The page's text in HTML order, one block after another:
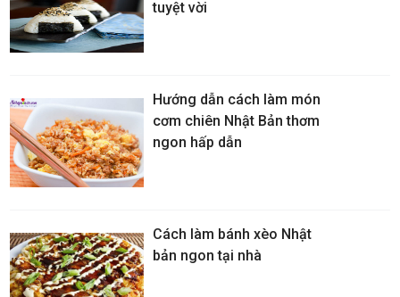
tuyệt vời
Hướng dẫn cách làm món
cơm chiên Nhật Bản thơm
ngon hấp dẫn
Cách làm bánh xèo Nhật
bản ngon tại nhà